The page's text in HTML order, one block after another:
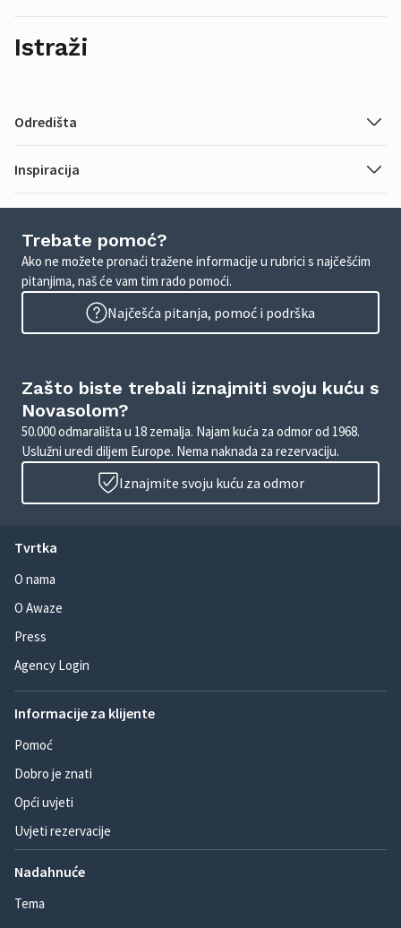
Istraži
Odredišta
Inspiracija
Trebate pomoć?
Ako ne možete pronaći tražene informacije u rubrici s najčešćim
pitanjima, naš će vam tim rado pomoći.
Najčešća pitanja, pomoć i podrška
Zašto biste trebali iznajmiti svoju kuću s
Novasolom?
50.000 odmarališta u 18 zemalja. Najam kuća za odmor od 1968.
Uslužni uredi diljem Europe. Nema naknada za rezervaciju.
Iznajmite svoju kuću za odmor
Tvrtka
O nama
O Awaze
Press
Agency Login
Informacije za klijente
Pomoć
Dobro je znati
Opći uvjeti
Uvjeti rezervacije
Nadahnuće
Tema